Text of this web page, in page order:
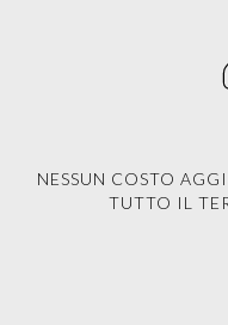
NESSUN COSTO
TUTTO IL